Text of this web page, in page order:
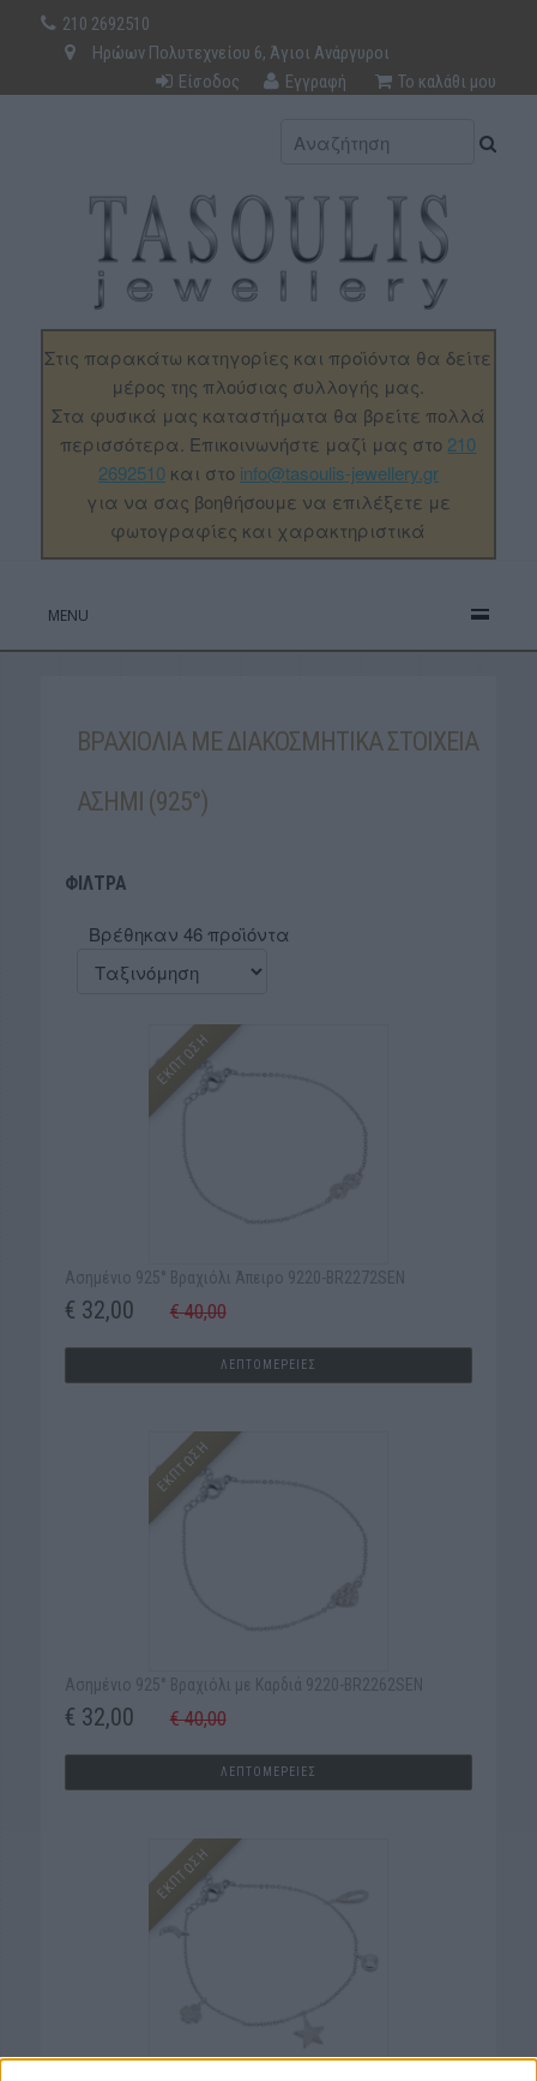
210 2692510
Ηρώων Πολυτεχνείου 6, Άγιοι Ανάργυροι
Είσοδος
Εγγραφή Το καλάθι μου
Στις παρακάτω κατηγορίες και προϊόντα θα δείτε
μέρος της πλούσιας συλλογής μας.
Στα φυσικά μας καταστήματα θα βρείτε πολλά
περισσότερα. Επικοινωνήστε μαζί μας στο 210
2692510και στο info@tasoulis-jewellery.gr
για να σας βοηθήσουμε να επιλέξετε με
φωτογραφίες και χαρακτηριστικά
MENU
ΒΡΑΧΙΟΛΙΑ ΜΕ ΔΙΑΚΟΣΜΗΤΙΚΑ ΣΤΟΙΧΕΙΑ
ΑΣΗΜΙ (925°)
ΦΙΛΤΡΑ
Βρέθηκαν 46 προϊόντα
ΕΚΠΤΩΣΗ
Ασημένιο 925° Βραχιόλι Άπειρο 9220-BR2272SEN
€ 32,00 € 40,00
ΛΕΠΤΟΜΕΡΕΙΕΣ
ΕΚΠΤΩΣΗ
Ασημένιο 925° Βραχιόλι με Καρδιά 9220-BR2262SEN
€ 32,00 € 40,00
ΛΕΠΤΟΜΕΡΕΙΕΣ
ΕΚΠΤΩΣΗ